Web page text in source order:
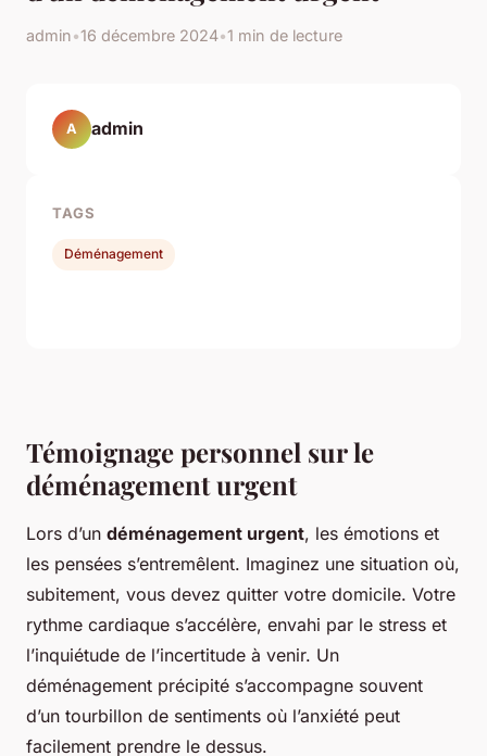
admin•16 décembre 2024•1 min de lecture
Témoignage personnel sur le
déménagement urgent
Lors d’un déménagement urgent, les émotions et
les pensées s’entremêlent. Imaginez une situation où,
subitement, vous devez quitter votre domicile. Votre
rythme cardiaque s’accélère, envahi par le stress et
l’inquiétude de l’incertitude à venir. Un
déménagement précipité s’accompagne souvent
d’un tourbillon de sentiments où l’anxiété peut
facilement prendre le dessus.
A admin
TAGS
Déménagement